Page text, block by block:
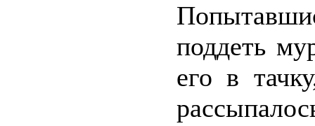
поддеть
его в